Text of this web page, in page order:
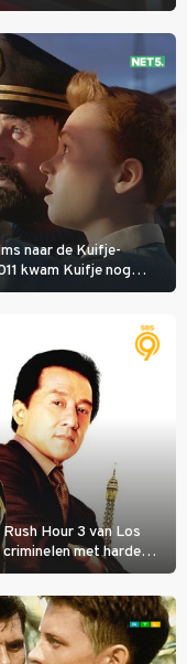
naar de Kuifje-
kwam Kuifje nog
Steven Spielberg.
Hour 3 van Los
met harde